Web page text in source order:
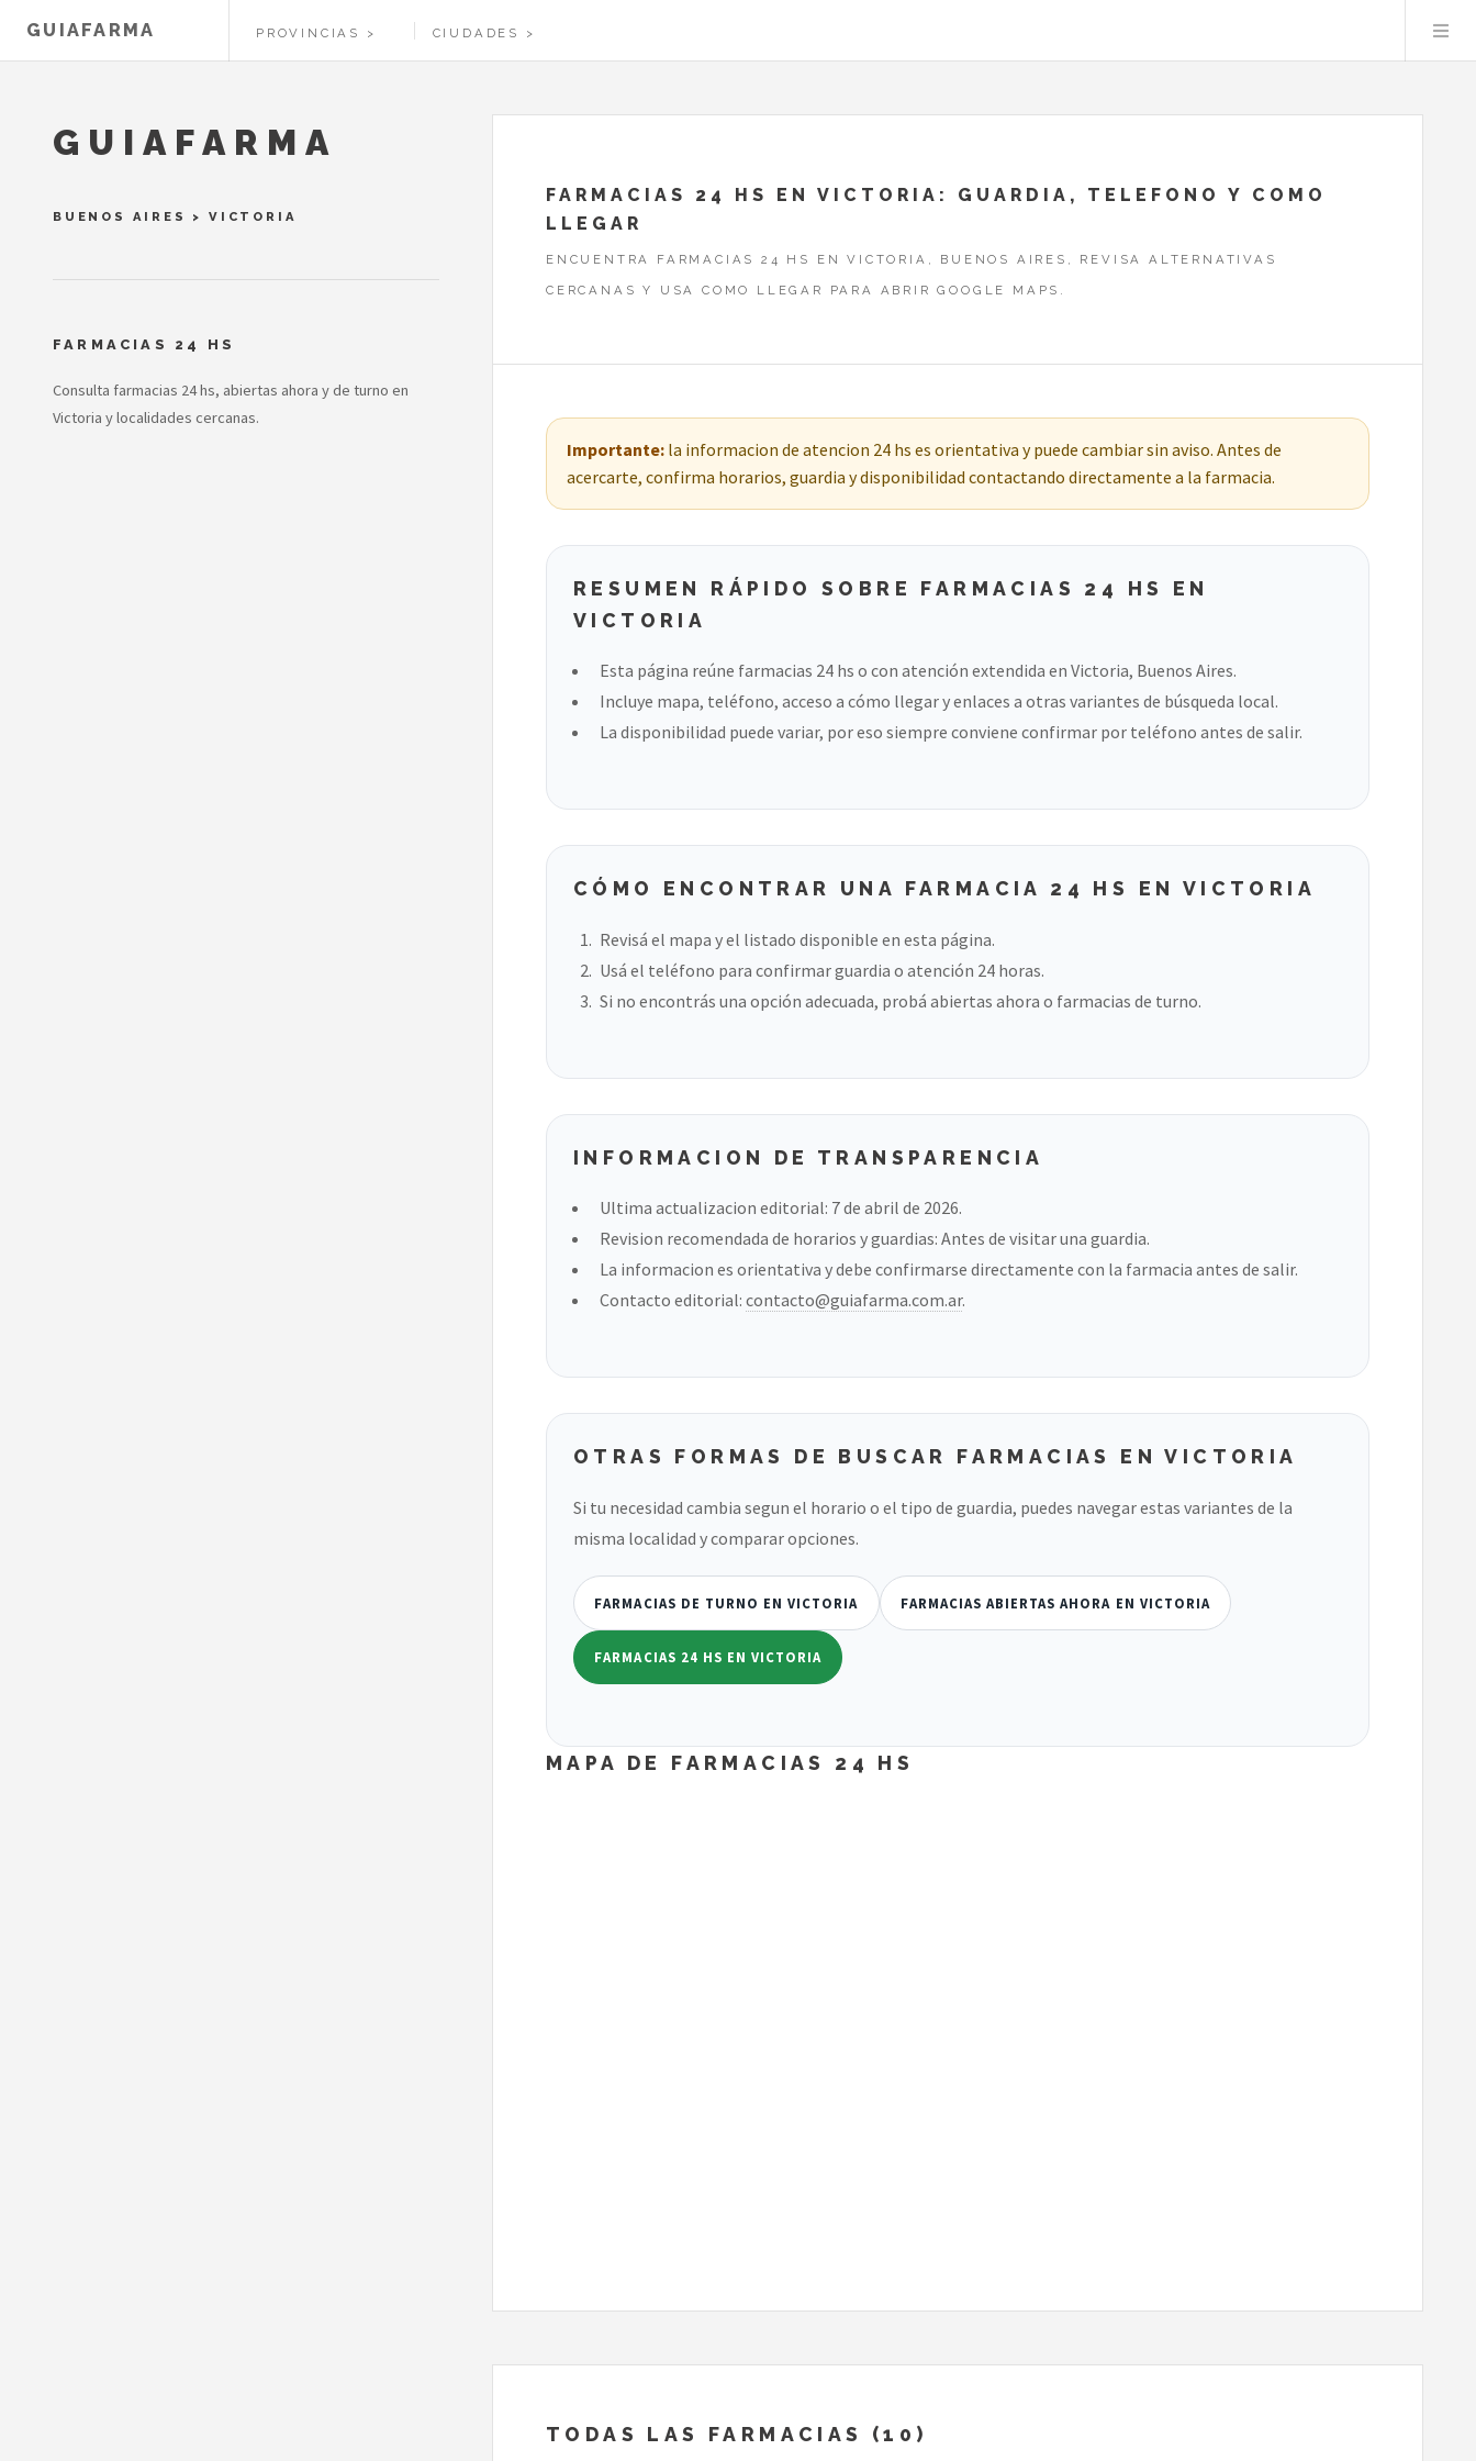
GUIAFARMA PROVINCIAS CIUDADES
FARMACIAS 24 HS EN VICTORIA: GUARDIA, TELEFONO Y COMO
LLEGAR
ENCUENTRA FARMACIAS 24 HS EN VICTORIA, BUENOS AIRES, REVISA ALTERNATIVAS
CERCANAS Y USA COMO LLEGAR PARA ABRIR GOOGLE MAPS.
Importante:la informacion de atencion 24 hs es orientativa y puede cambiar sin aviso. Antes de
acercarte, confirma horarios, guardia y disponibilidad contactando directamente a la farmacia.
RESUMEN RÁPIDO SOBRE FARMACIAS 24 HS EN
VICTORIA
Esta página reúne farmacias 24 hs o con atención extendida en Victoria, Buenos Aires.
Incluye mapa, teléfono, acceso a cómo llegar y enlaces a otras variantes de búsqueda local.
La disponibilidad puede variar, por eso siempre conviene confirmar por teléfono antes de salir.
CÓMO ENCONTRAR UNA FARMACIA 24 HS EN VICTORIA
Revisá el mapa y el listado disponible en esta página.
Usá el teléfono para confirmar guardia o atención 24 horas.
Si no encontrás una opción adecuada, probá abiertas ahora o farmacias de turno.
INFORMACION DE TRANSPARENCIA
Ultima actualizacion editorial: 7 de abril de 2026.
Revision recomendada de horarios y guardias: Antes de visitar una guardia.
La informacion es orientativa y debe confirmarse directamente con la farmacia antes de salir.
Contacto editorial: contacto@guiafarma.com.ar.
OTRAS FORMAS DE BUSCAR FARMACIAS EN VICTORIA
Si tu necesidad cambia segun el horario o el tipo de guardia, puedes navegar estas variantes de la
misma localidad y comparar opciones.
FARMACIAS DE TURNO EN VICTORIA FARMACIAS ABIERTAS AHORA EN VICTORIA
FARMACIAS 24 HS EN VICTORIA
MAPA DE FARMACIAS 24 HS
TODAS LAS FARMACIAS (10)
GUIAFARMA
BUENOS AIRES >VICTORIA
FARMACIAS 24 HS
Consulta farmacias 24 hs, abiertas ahora y de turno en
Victoria y localidades cercanas.